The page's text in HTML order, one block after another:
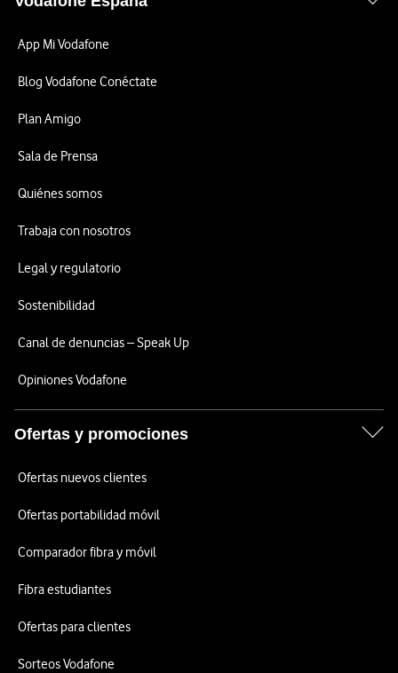
App Mi Vodafone
Blog Vodafone Conéctate
Plan Amigo
Sala de Prensa
Quiénes somos
Trabaja con nosotros
Legal y regulatorio
Sostenibilidad
Canal de denuncias – Speak Up
Opiniones Vodafone
Ofertas y promociones
Ofertas nuevos clientes
Ofertas portabilidad móvil
Comparador fibra y móvil
Fibra estudiantes
Ofertas para clientes
Sorteos Vodafone